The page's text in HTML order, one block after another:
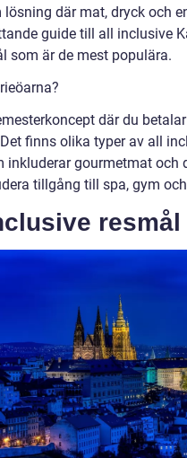
där mat, dryck och
guide till all inclusive
som är de mest populära.
där du
finns olika typer av all
gourmetmat och
tillgång till spa, gym